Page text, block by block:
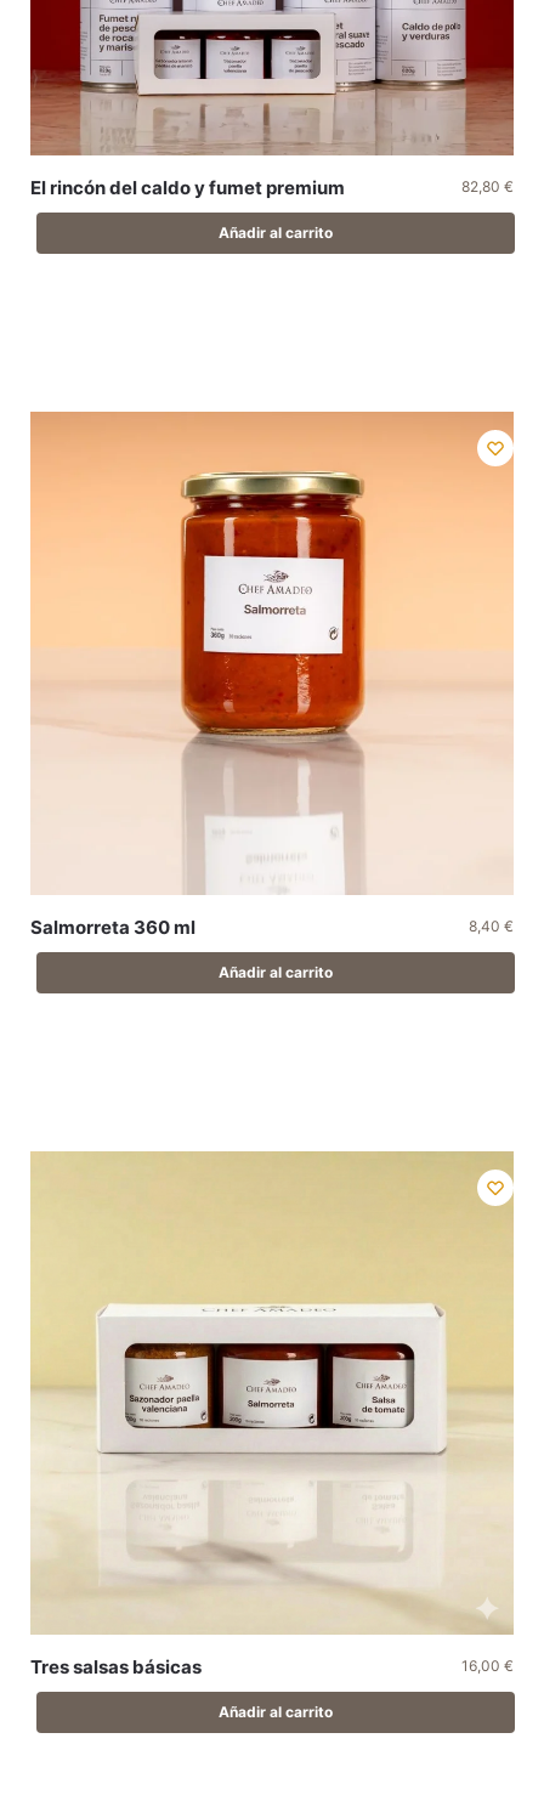
El rincón del caldo y fumet premium 82,80 €
Añadir al carrito
Salmorreta 360 ml 8,40 €
Añadir al carrito
Tres salsas básicas 16,00 €
Añadir al carrito